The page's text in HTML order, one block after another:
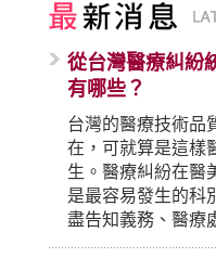
從台灣醫療糾紛
有哪些？
台灣的醫療技術品
在，可就算是這樣
生。醫療糾紛在醫
是最容易發生的科
盡告知義務、醫療
顧失當、醫療費用